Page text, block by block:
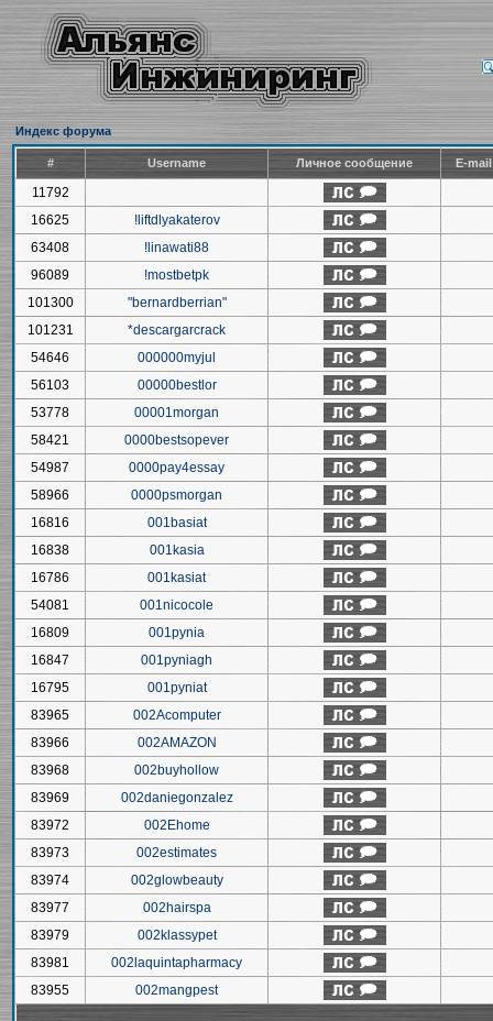
Индекс форума
# Username Личное сообщение E-
11792
16625
!liftdlyakaterov
63408
!linawati88
96089
!mostbetpk
101300
"bernardberrian"
101231
*descargarcrack
54646
000000myjul
56103
00000bestlor
53778
00001morgan
58421
0000bestsopever
54987
0000pay4essay
58966
0000psmorgan
16816
001basiat
16838
001kasia
16786
001kasiat
54081
001nicocole
16809
001pynia
16847
001pyniagh
16795
001pyniat
83965
002Acomputer
83966
002AMAZON
83968
002buyhollow
83969
002daniegonzalez
83972
002Ehome
83973
002estimates
83974
002glowbeauty
83977
002hairspa
83979
002klassypet
83981
002laquintapharmacy
83955
002mangpest